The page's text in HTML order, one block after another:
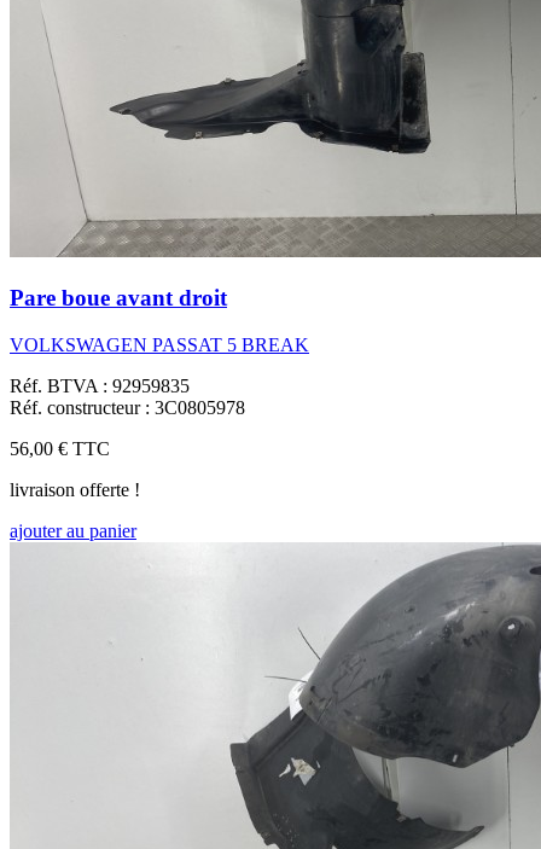
Pare boue avant droit
VOLKSWAGEN PASSAT 5 BREAK
Réf. BTVA : 92959835
Réf. constructeur : 3C0805978
56,00 € TTC
livraison offerte !
ajouter au panier